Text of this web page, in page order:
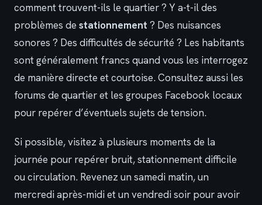
comment trouvent-ils le quartier ? Y a-t-il des
problèmes de stationnement ? Des nuisances
sonores ? Des difficultés de sécurité ? Les habitants
sont généralement francs quand vous les interrogez
de manière directe et courtoise. Consultez aussi les
forums de quartier et les groupes Facebook locaux
pour repérer d’éventuels sujets de tension.
Si possible, visitez à plusieurs moments de la
journée pour repérer bruit, stationnement difficile
ou circulation. Revenez un samedi matin, un
mercredi après-midi et un vendredi soir pour avoir